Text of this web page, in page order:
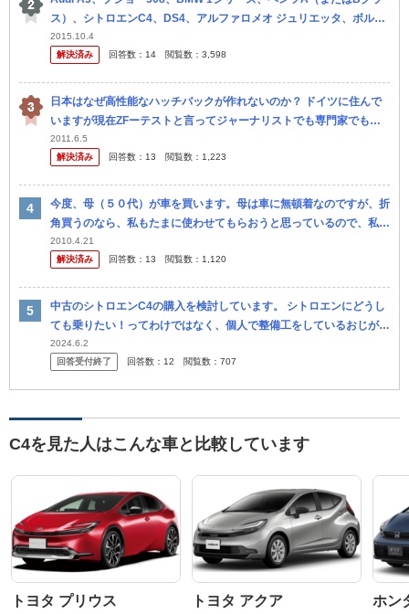
ス）、シトロエンC4、DS4、アルファロメオ ジュリエッタ、ボルボ
V40、ルノーメガーヌなど・・・・・。 激戦の欧州Cセ...
2015.10.4
解決済み
回答数： 14 閲覧数： 3,598
日本はなぜ高性能なハッチバックが作れないのか？ ドイツに住んで
いますが現在ZFーテストと言ってジャーナリストでも専門家でもな
い一般の１８歳以上のドイツ人がテストをする企画が毎年のように行
われてい...
2011.6.5
解決済み
回答数： 13 閲覧数： 1,223
今度、母（５０代）が車を買います。母は車に無頓着なのですが、折
角買うのなら、私もたまに使わせてもらおうと思っているので、私の
趣味で選んでいいことになりました。 父は「安全な車」ということ
で注文を...
2010.4.21
解決済み
回答数： 13 閲覧数： 1,120
中古のシトロエンC4の購入を検討しています。 シトロエンにどうし
ても乗りたい！ってわけではなく、個人で整備工をしているおじが、
お客さんに売却を頼まれたそうで。（同程度のC4がカーセンサーだ
と18...
2024.6.2
回答受付終了
回答数： 12 閲覧数： 707
C4を見た人はこんな車と比較しています
トヨタ プリウス トヨタ アクア ホン